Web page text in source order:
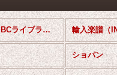
輸入楽譜（BCライブラリー）
ショパン